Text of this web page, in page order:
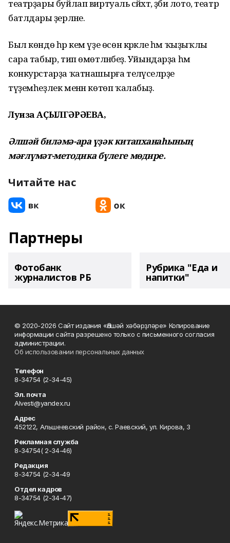
театрҙары буйлап виртуаль сәйәхәт, әҙәби лото, театр
батлдары әҙерләне.
Был көндө һәр кем үҙе өсөн кәрәкле һәм ҡыҙыҡлы
сара табыр, тип өмөтләнәбеҙ. Уйындарҙа һәм
конкурстарҙа ҡатнашырға теләүселәрҙе
түҙемһеҙлек менән көтөп ҡалабыҙ.
Луиза АҪЫЛГӘРӘЕВА,
Әлшәй биләмә-ара үҙәк китапханаһының
мәғлүмәт-методика бүлеге мөдире.
Читайте нас
Партнеры
Фотобанк
журналистов РБ
Рубрика "Еда и
напитки"
© 2020-2026 Сайт издания «Әлшәй хәбәрҙләре» Копирование
информации сайта разрешено только с письменного согласия
администрации.
Об использовании персональных данных
Телефон
8-34754 (2-34-45)
Эл. почта
Alvesti@yandex.ru
Адрес
452122, Альшеевский район, с. Раевский, ул. Кирова, 3
Рекламная служба
8-34754( 2-34-46)
Редакция
8-34754 (2-34-49
Отдел кадров
8-34754 (2-34-47)